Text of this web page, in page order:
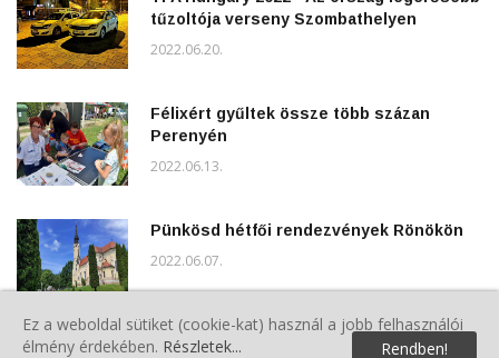
tűzoltója verseny Szombathelyen
2022.06.20.
Félixért gyűltek össze több százan
Perenyén
2022.06.13.
Pünkösd hétfői rendezvények Rönökön
2022.06.07.
Polgárőrök a Gyereknapon
Ez a weboldal sütiket (cookie-kat) használ a jobb felhasználói
élmény érdekében. Részletek... Rendben!